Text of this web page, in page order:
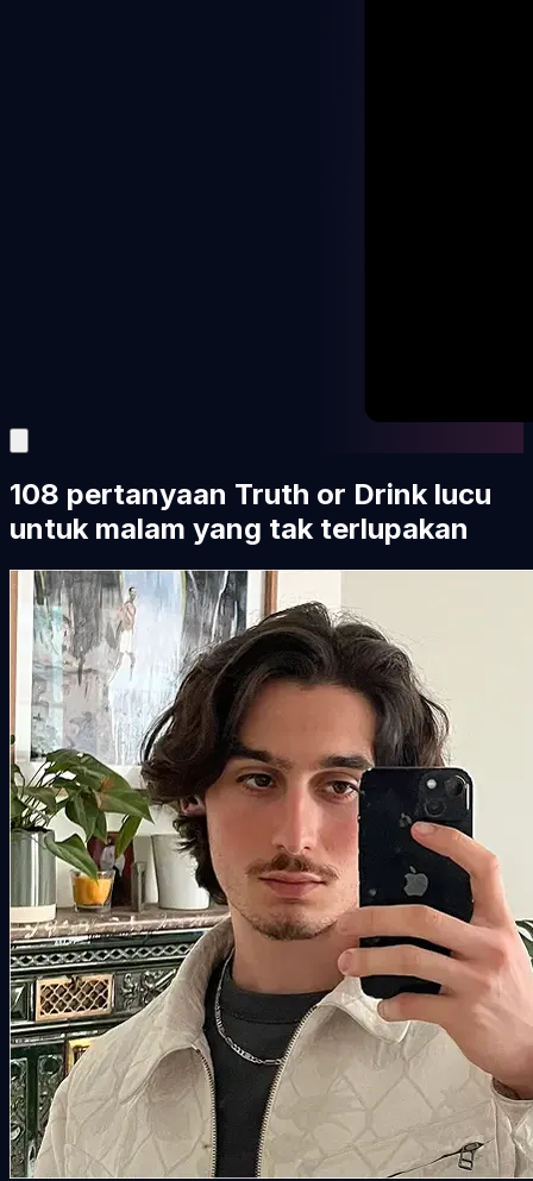
108 pertanyaan Truth or Drink lucu
untuk malam yang tak terlupakan